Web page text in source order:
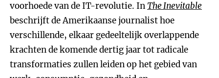
voorhoede van de IT-revolutie. In The Inevitable
beschrijft de Amerikaanse journalist hoe
verschillende, elkaar gedeeltelijk overlappende
krachten de komende dertig jaar tot radicale
transformaties zullen leiden op het gebied van